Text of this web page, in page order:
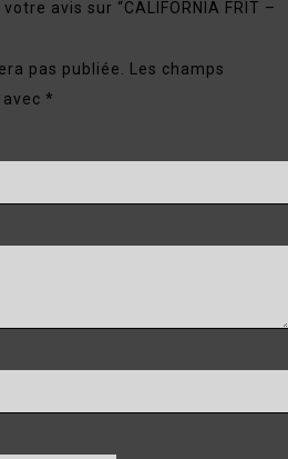
avis sur “CALIFORNIA FRIT –
pas publiée.
Les champs
*